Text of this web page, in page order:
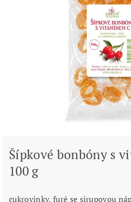
Šípkové bonbóny s
100 g
cukrovinky, furé se sirupovou